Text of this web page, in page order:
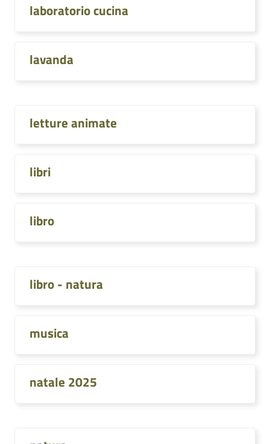
laboratorio cucina
lavanda
letture animate
libri
libro
libro - natura
musica
natale 2025